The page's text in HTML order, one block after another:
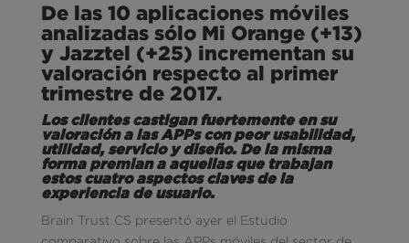
De las 10 aplicaciones móviles
analizadas sólo Mi Orange (+13)
y Jazztel (+25) incrementan su
valoración respecto al primer
trimestre de 2017.
Los clientes castigan fuertemente en su
valoración a las APPs con peor usabilidad,
utilidad, servicio y diseño. De la misma
forma premian a aquellas que trabajan
estos cuatro aspectos claves de la
experiencia de usuario.
Brain Trust CS presentó ayer el Estudio